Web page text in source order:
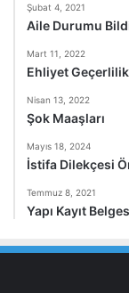
Şubat 4, 2021
Aile Durumu
Mart 11, 2022
Ehliyet
Nisan 13, 2022
Şok Maaşları
Mayıs 18, 2024
İstifa Dilekçesi
Temmuz 8, 2021
Yapı Kayıt